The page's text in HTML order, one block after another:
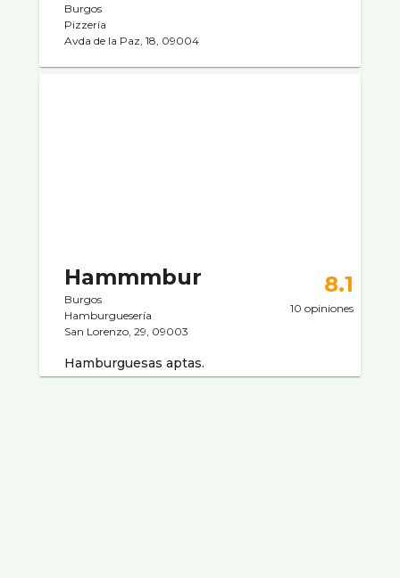
Burgos
Pizzerí­a
Avda de la Paz, 18, 09004
Hammmbur
Burgos
Hamburgueserí­a
San Lorenzo, 29, 09003
8.1
10 opiniones
Hamburguesas aptas.